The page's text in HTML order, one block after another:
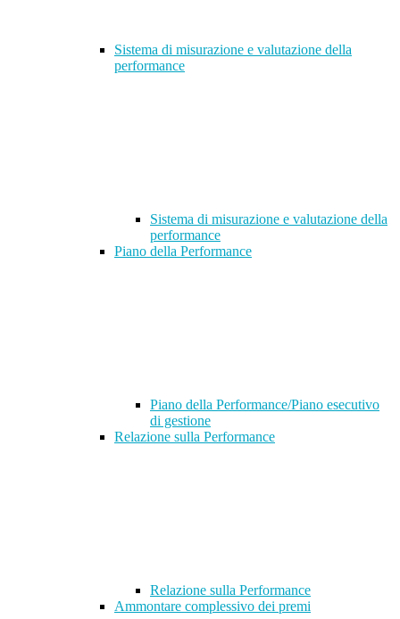
Sistema di misurazione e valutazione della
performance
Sistema di misurazione e valutazione della
performance
Piano della Performance
Piano della Performance/Piano esecutivo
di gestione
Relazione sulla Performance
Relazione sulla Performance
Ammontare complessivo dei premi